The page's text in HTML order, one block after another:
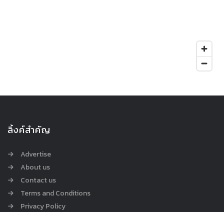
ลิ้งค์สำคัญ
Advertise
About us
Contact us
Terms and Conditions
Privacy Policy